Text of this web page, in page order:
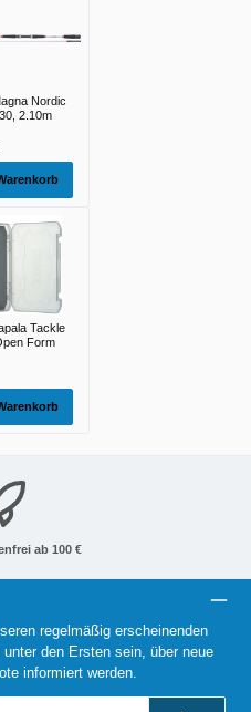
Nordic
2.10m
Tackle
Form
ab 100 €
regelmäßig erscheinenden
den Ersten sein, über neue
informiert werden.